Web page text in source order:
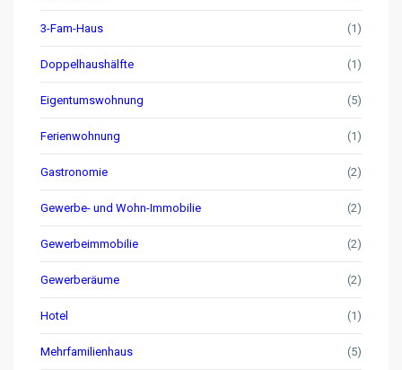
3-Fam-Haus (1)
Doppelhaushälfte (1)
Eigentumswohnung (5)
Ferienwohnung (1)
Gastronomie (2)
Gewerbe- und Wohn-Immobilie (2)
Gewerbeimmobilie (2)
Gewerberäume (2)
Hotel (1)
Mehrfamilienhaus (5)